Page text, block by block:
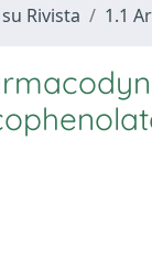
Rivista 1.1